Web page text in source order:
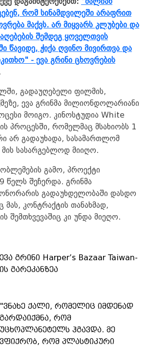
დაგაინტერესებთ: "ძალიან
რომ სინამდვილეში არაფრით
მაქვს. არ მიყვარს კლუბები და
შემდეგ ყოველთვის
წავიდე, ჭიქა ღვინო მივირთვა და
- ევა გრინი ცხოვრების
გადაუღებელი ფილმის,
ევა გრინმა მილიონდოლარიანი
მოიგო. კინოსტუდია White
პროცესში, რომელმაც მსახიობს 1
არ გადაუხადა, სასამართლომ
მის სასარგებლოდ მიიღო.
გამო, პროექტი
წელს შეჩერდა. გრინმა
გადაუხდელობაში დასდო
კონტრაქტის თანახმად,
შემთხვევაშიც კი უნდა მიეღო.
ევა გრინი Harper’s Bazaar Taiwan-
ის გარეკანზეა
"ვნახე ქალი, რომელიც იმდენად
გარდაიქმნა, რომ
უცხოპლანეტელს ჰგავდა. მე
ვფიქრობ, რომ პლასტიკური